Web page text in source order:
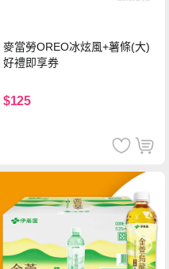
麥當勞OREO冰炫風+薯條(大)
好禮即享券
$125